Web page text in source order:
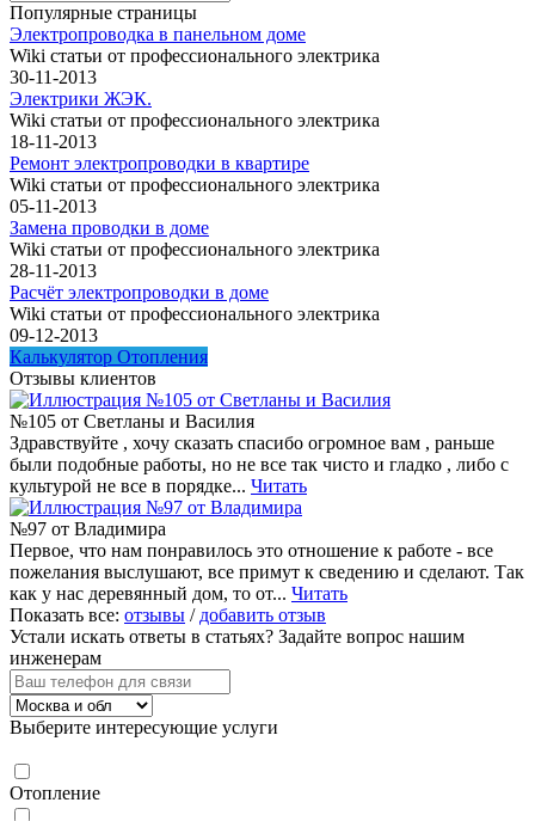
Популярные страницы
Электропроводка в панельном доме
Wiki статьи от профессионального электрика
30-11-2013
Электрики ЖЭК.
Wiki статьи от профессионального электрика
18-11-2013
Ремонт электропроводки в квартире
Wiki статьи от профессионального электрика
05-11-2013
Замена проводки в доме
Wiki статьи от профессионального электрика
28-11-2013
Расчёт электропроводки в доме
Wiki статьи от профессионального электрика
09-12-2013
Калькулятор Отопления
Отзывы клиентов
№105 от Светланы и Василия
Здравствуйте , хочу сказать спасибо огромное вам , раньше
были подобные работы, но не все так чисто и гладко , либо с
культурой не все в порядке... Читать
№97 от Владимира
Первое, что нам понравилось это отношение к работе - все
пожелания выслушают, все примут к сведению и сделают. Так
как у нас деревянный дом, то от... Читать
Показать все: отзывы / добавить отзыв
Устали искать ответы в статьях? Задайте вопрос нашим
инженерам
Выберите интересующие услуги
Отопление